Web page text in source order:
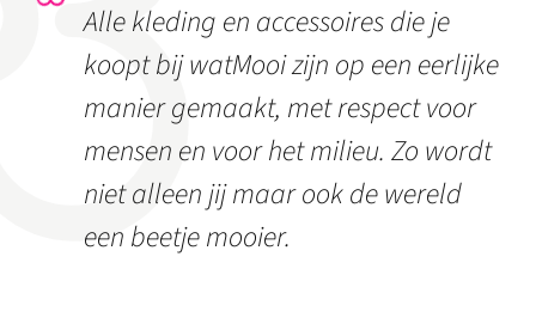
Alle kleding en accessoires die je
koopt bij watMooi zijn op een eerlijke
manier gemaakt, met respect voor
mensen en voor het milieu. Zo wordt
niet alleen jij maar ook de wereld
een beetje mooier.